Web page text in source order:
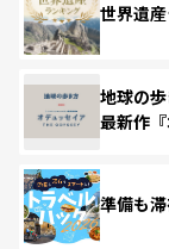
世界遺
地球の
最新作『
準備も